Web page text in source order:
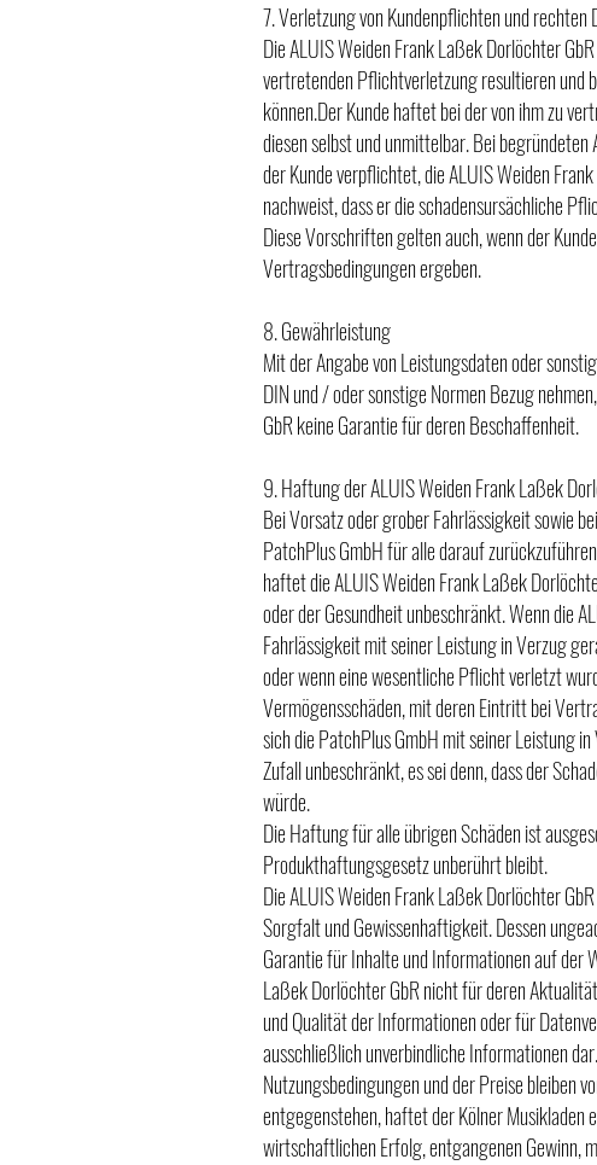
7. Verletzung von Kundenpflichten und rechten
Die ALUIS Weiden Frank Laßek Dorlöchter
vertretenden Pflichtverletzung resultieren und
können.Der Kunde haftet bei der von ihm zu
diesen selbst und unmittelbar. Bei
der Kunde verpflichtet, die ALUIS Weiden
nachweist, dass er die schadensursächliche
Diese Vorschriften gelten auch, wenn der
Vertragsbedingungen ergeben.
8. Gewährleistung
Mit der Angabe von Leistungsdaten oder
DIN und / oder sonstige Normen Bezug
GbR keine Garantie für deren Beschaffenheit.
9. Haftung der ALUIS Weiden Frank Laßek
Bei Vorsatz oder grober Fahrlässigkeit sowie
PatchPlus GmbH für alle darauf
haftet die ALUIS Weiden Frank Laßek
oder der Gesundheit unbeschränkt. Wenn die
Fahrlässigkeit mit seiner Leistung in Verzug
oder wenn eine wesentliche Pflicht verletzt
Vermögensschäden, mit deren Eintritt bei
sich die PatchPlus GmbH mit seiner Leistung
Zufall unbeschränkt, es sei denn, dass der
würde.
Die Haftung für alle übrigen Schäden ist
Produkthaftungsgesetz unberührt bleibt.
Die ALUIS Weiden Frank Laßek Dorlöchter
Sorgfalt und Gewissenhaftigkeit. Dessen
Garantie für Inhalte und Informationen auf der
Laßek Dorlöchter GbR nicht für deren
und Qualität der Informationen oder für
ausschließlich unverbindliche Informationen
Nutzungsbedingungen und der Preise bleiben
entgegenstehen, haftet der Kölner
wirtschaftlichen Erfolg, entgangenen Gewinn,